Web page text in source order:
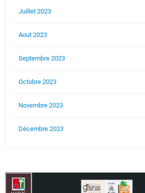
Juillet 2023
Aout 2023
Septembre 2023
Octobre 2023
Novembre 2023
Décembre 2023